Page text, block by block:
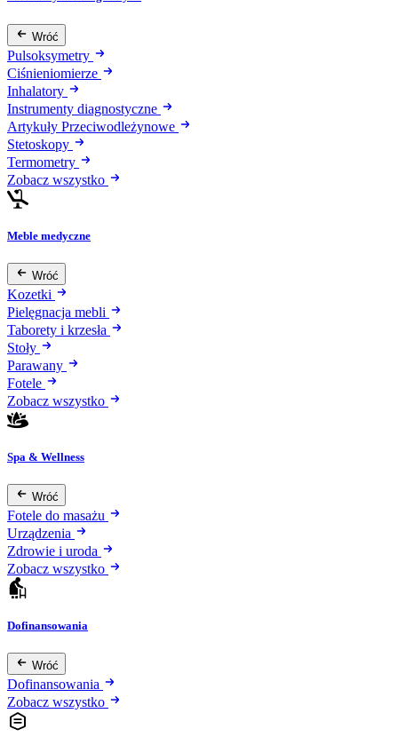
Wróć
Pulsoksymetry
Ciśnieniomierze
Inhalatory
Instrumenty diagnostyczne
Artykuły Przeciwodleżynowe
Stetoskopy
Termometry
Zobacz wszystko
Meble medyczne
Wróć
Kozetki
Pielęgnacja mebli
Taborety i krzesła
Stoły
Parawany
Fotele
Zobacz wszystko
Spa & Wellness
Wróć
Fotele do masażu
Urządzenia
Zdrowie i uroda
Zobacz wszystko
Dofinansowania
Wróć
Dofinansowania
Zobacz wszystko